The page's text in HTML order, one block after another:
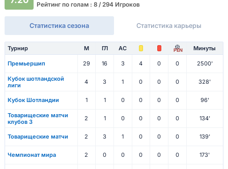
Рейтинг по голам : 8 / 294 Игроков
Статистика сезона Статистика карьеры
Турнир М ГЛ АС PEN Минуты
Премьершип 29 16 3 4 0 0 2500'
Кубок шотландской
лиги
4 3 1 0 0 0 328'
Кубок Шотландии 1 1 0 0 0 0 96'
Товарищеские матчи
клубов 3
2 1 0 0 0 0 134'
Товарищеские матчи 2 3 1 0 0 0 139'
Чемпионат мира 2 0 0 0 0 0 173'